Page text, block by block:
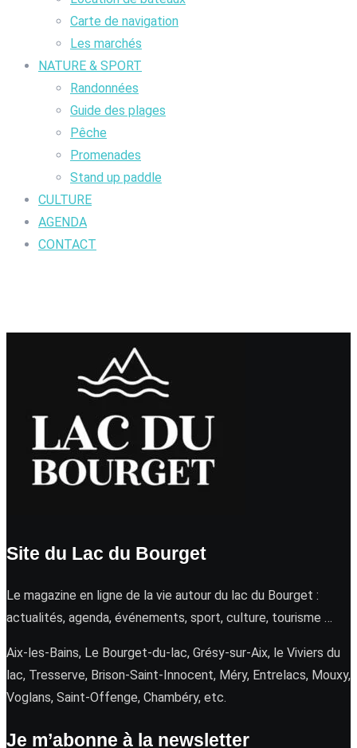
Carte de navigation
Les marchés
NATURE & SPORT
Randonnées
Guide des plages
Pêche
Promenades
Stand up paddle
CULTURE
AGENDA
CONTACT
Site du Lac du Bourget
Le magazine en ligne de la vie autour du lac du Bourget :
actualités, agenda, événements, sport, culture, tourisme …
Aix-les-Bains, Le Bourget-du-lac, Grésy-sur-Aix, le Viviers du
lac, Tresserve, Brison-Saint-Innocent, Méry, Entrelacs, Mouxy,
Voglans, Saint-Offenge, Chambéry, etc.
Je m’abonne à la newsletter